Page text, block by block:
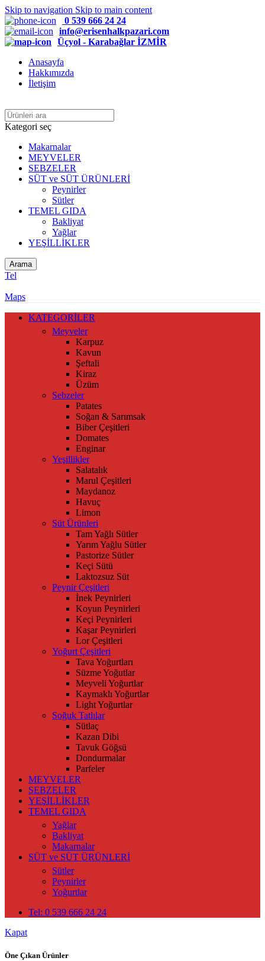
Skip to navigation Skip to main content
0 539 666 24 24
info@erisenhalkpazari.com
Üçyol - Karabağlar İZMİR
Anasayfa
Hakkımızda
İletişim
Kategori seç
Makarnalar
MEYVELER
SEBZELER
SÜT ve SÜT ÜRÜNLERİ
Peynirler
Sütler
TEMEL GIDA
Bakliyat
Yağlar
YEŞİLLİKLER
Arama
Tel
Maps
KATEGORİLER
Meyveler
Karpuz
Kavun
Şeftali
Kiraz
Üzüm
Sebzeler
Patates
Soğan & Sarımsak
Biber Çeşitleri
Domates
Enginar
Yeşillikler
Salatalık
Marul Çeşitleri
Maydanoz
Havuç
Limon
Süt Ürünleri
Tam Yağlı Sütler
Yarım Yağlu Sütler
Pastorize Sütler
Keçi Sütü
Laktozsuz Süt
Peynir Çeşitleri
İnek Peynirleri
Koyun Peynirleri
Keçi Peynirleri
Kaşar Peynirleri
Lor Çeşitleri
Yoğurt Çeşitleri
Tava Yoğurtları
Süzme Yoğutlar
Meyveli Yoğurtlar
Kaymaklı Yoğurtlar
Light Yoğurtlar
Soğuk Tatlılar
Sütlaç
Kazan Dibi
Tavuk Göğsü
Dondurmalar
Parfeler
MEYVELER
SEBZELER
YEŞİLLİKLER
TEMEL GIDA
Yağlar
Bakliyat
Makarnalar
SÜT ve SÜT ÜRÜNLERİ
Sütler
Peynirler
Yoğurtlar
Tel: 0 539 666 24 24
Kapat
Öne Çıkan Ürünler